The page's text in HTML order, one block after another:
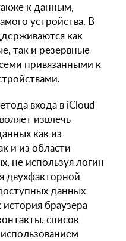
к данным,
устройства. В
как
так и резервные
привязанными к
входа в iCloud
извлечь
как из
и из области
не используя логин
двухфакторной
данных
история браузера
список